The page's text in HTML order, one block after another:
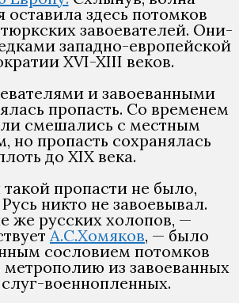
оставила здесь потомков
завоевателей. Они-
западно-европейской
XVI-XIII веков.
и завоеванными
пропасть. Со временем
смешались с местным
но пропасть сохранялась
до XIX века.
такой пропасти не было,
никто не завоевывал.
же русских холопов, —
А.С.Хомяков, — было
сословием потомков
метрополию из завоеванных
слуг-военнопленных.